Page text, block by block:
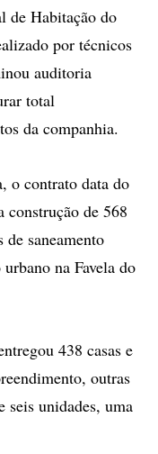
de Habitação do
por técnicos
auditoria
total
da companhia.
o contrato data do
construção de 568
de saneamento
na Favela do
438 casas e
outras
seis unidades, uma